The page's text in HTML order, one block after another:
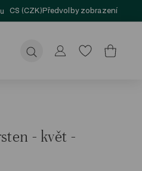
CS (CZK)Předvolby zobrazení
Odeslat
- květ -